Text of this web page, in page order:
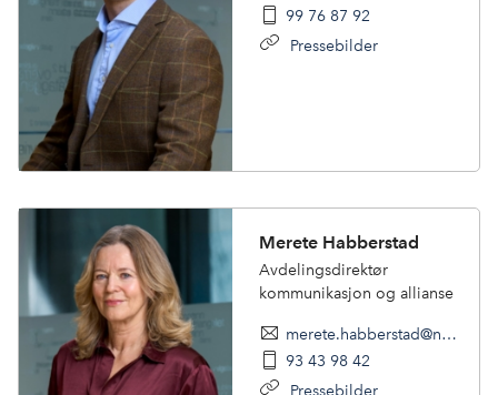
99 76 87 92
Pressebilder
Merete Habberstad
Avdelingsdirektør
kommunikasjon og allianse
merete.habberstad@nhoreiseliv.no
93 43 98 42
Pressebilder